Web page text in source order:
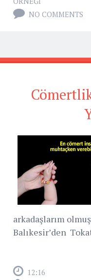
NO COMMENTS
arkadaşlarım
Balıkesir’den
12:16